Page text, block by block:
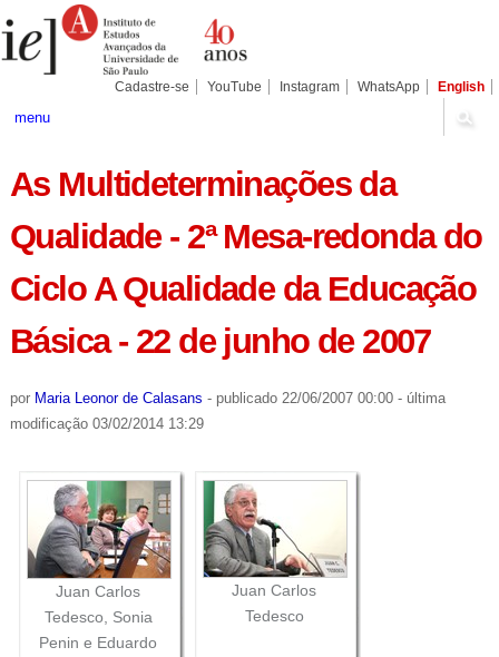
para
conteúdo.
Pessoais
Cadastre-se YouTube Instagram WhatsApp English
menu
As Multideterminações da
Qualidade - 2ª Mesa-redonda do
Ciclo A Qualidade da Educação
Básica - 22 de junho de 2007
por Maria Leonor de Calasans - publicado22/06/2007 00:00 - última
modificação03/02/2014 13:29
Juan Carlos
Tedesco, Sonia
Penin e Eduardo
Juan Carlos
Tedesco